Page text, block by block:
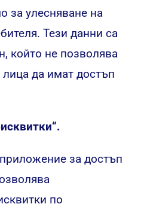
за улесняване на
Тези данни са
който не позволява
да имат достъп
за достъп
по